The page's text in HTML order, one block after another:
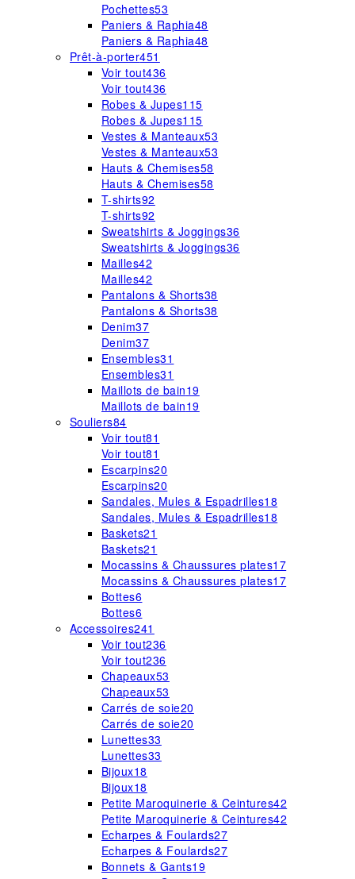
Pochettes53
Paniers & Raphia48
Paniers & Raphia48
Prêt-à-porter451
Voir tout436
Voir tout436
Robes & Jupes115
Robes & Jupes115
Vestes & Manteaux53
Vestes & Manteaux53
Hauts & Chemises58
Hauts & Chemises58
T-shirts92
T-shirts92
Sweatshirts & Joggings36
Sweatshirts & Joggings36
Mailles42
Mailles42
Pantalons & Shorts38
Pantalons & Shorts38
Denim37
Denim37
Ensembles31
Ensembles31
Maillots de bain19
Maillots de bain19
Souliers84
Voir tout81
Voir tout81
Escarpins20
Escarpins20
Sandales, Mules & Espadrilles18
Sandales, Mules & Espadrilles18
Baskets21
Baskets21
Mocassins & Chaussures plates17
Mocassins & Chaussures plates17
Bottes6
Bottes6
Accessoires241
Voir tout236
Voir tout236
Chapeaux53
Chapeaux53
Carrés de soie20
Carrés de soie20
Lunettes33
Lunettes33
Bijoux18
Bijoux18
Petite Maroquinerie & Ceintures42
Petite Maroquinerie & Ceintures42
Echarpes & Foulards27
Echarpes & Foulards27
Bonnets & Gants19